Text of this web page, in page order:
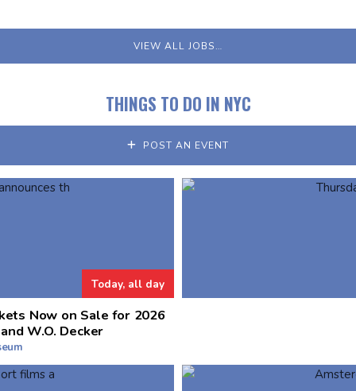
VIEW ALL JOBS…
THINGS TO DO IN NYC
POST AN EVENT
Today, all day
Now on Sale for 2026
W.O. Decker